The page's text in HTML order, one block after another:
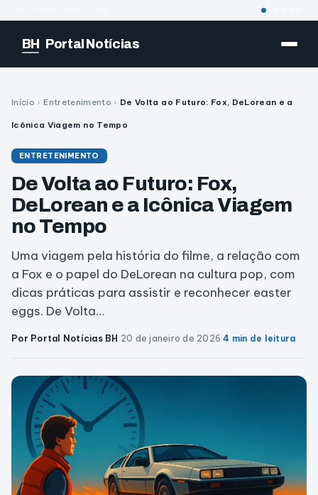
BH Portal Notícias
Início › Entretenimento › De Volta ao Futuro: Fox, DeLorean e a
Icônica Viagem no Tempo
ENTRETENIMENTO
De Volta ao Futuro: Fox,
DeLorean e a Icônica Viagem
no Tempo
Uma viagem pela história do filme, a relação com
a Fox e o papel do DeLorean na cultura pop, com
dicas práticas para assistir e reconhecer easter
eggs. De Volta…
Por Portal Notícias BH·20 de janeiro de 2026·4 min de leitura